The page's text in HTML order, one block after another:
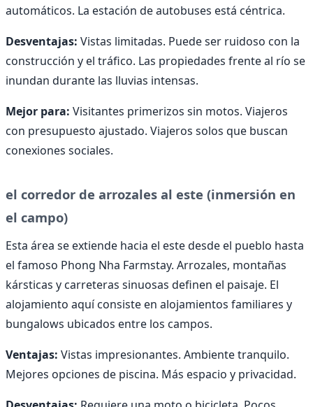
automáticos. La estación de autobuses está céntrica.
Desventajas: Vistas limitadas. Puede ser ruidoso con la
construcción y el tráfico. Las propiedades frente al río se
inundan durante las lluvias intensas.
Mejor para: Visitantes primerizos sin motos. Viajeros
con presupuesto ajustado. Viajeros solos que buscan
conexiones sociales.
el corredor de arrozales al este (inmersión en
el campo)
Esta área se extiende hacia el este desde el pueblo hasta
el famoso Phong Nha Farmstay. Arrozales, montañas
kársticas y carreteras sinuosas definen el paisaje. El
alojamiento aquí consiste en alojamientos familiares y
bungalows ubicados entre los campos.
Ventajas: Vistas impresionantes. Ambiente tranquilo.
Mejores opciones de piscina. Más espacio y privacidad.